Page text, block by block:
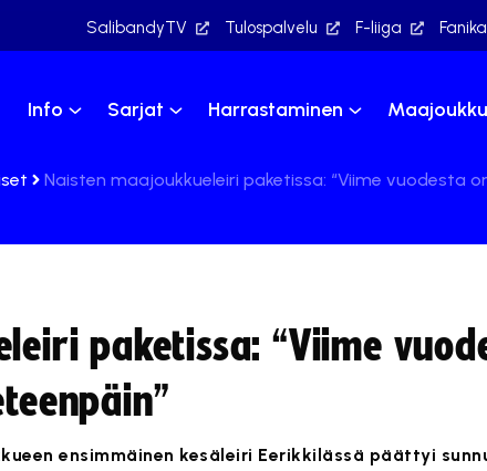
SalibandyTV Tulospalvelu F-liiga
Info Sarjat Harrastaminen
Naisten maajoukkueleiri paketissa: “Viime vuodesta
paketissa: “Viime
ensimmäinen kesäleiri Eerikkilässä päättyi